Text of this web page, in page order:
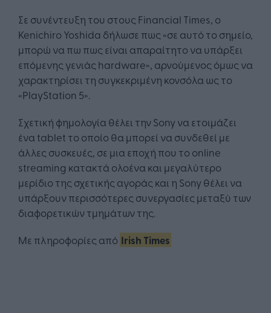
Σε συνέντευξη του στους Financial Times, ο
Kenichiro Yoshida δήλωσε πως «σε αυτό το σημείο,
μπορώ να πω πως είναι απαραίτητο να υπάρξει
επόμενης γενιάς hardware», αρνούμενος όμως να
χαρακτηρίσει τη συγκεκριμένη κονσόλα ως το
«PlayStation 5».
Σχετική φημολογία θέλει την Sony να ετοιμάζει
ένα tablet το οποίο θα μπορεί να συνδεθεί με
άλλες συσκευές, σε μια εποχή που το online
streaming κατακτά ολοένα και μεγαλύτερο
μερίδιο της σχετικής αγοράς και η Sony θέλει να
υπάρξουν περισσότερες συνεργασίες μεταξύ των
διαφορετικών τμημάτων της.
Με πληροφορίες από Irish Times